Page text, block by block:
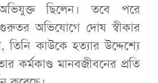
ছিলেন। তবে পরে
অভিযোগে দোষ স্বীকার
কাউকে হত্যার উদ্দেশ্যে
কর্মকাণ্ড মানবজীবনের প্রতি